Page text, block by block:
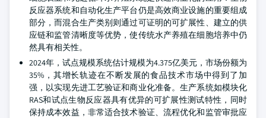
反应器系统和自动化生产平台仍是高效商业设施的重要组成
部分，而混合生产类别则通过可证明的可扩展性、建立的供
应链和监管清晰度等优势，使传统水产养殖在细胞培养中仍
然具有相关性。
2024年，试点规模系统估计规模为4.375亿美元，市场份额为
35%，其增长轨迹在不断发展的食品技术市场中得到了加
强，以实现先进工艺验证和商业化准备。生产系统如模块化
RAS和试点生物反应器具有优异的可扩展性测试特性，同时
保持成本效益，非常适合技术验证、流程优化和监管审批应